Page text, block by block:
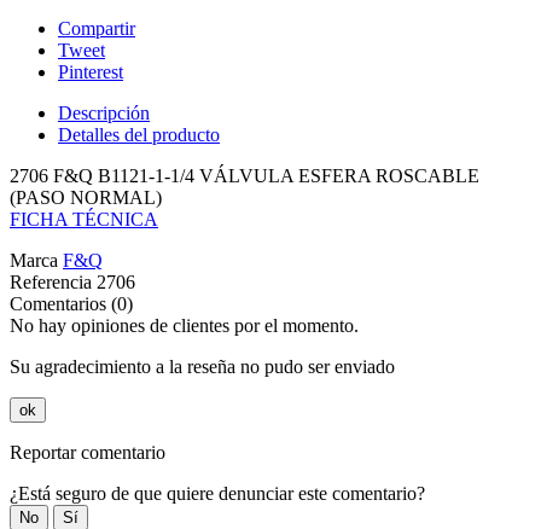
Compartir
Tweet
Pinterest
Descripción
Detalles del producto
2706 F&Q B1121-1-1/4 VÁLVULA ESFERA ROSCABLE
(PASO NORMAL)
FICHA TÉCNICA
Marca F&Q
Referencia 2706
Comentarios (0)
No hay opiniones de clientes por el momento.
Su agradecimiento a la reseña no pudo ser enviado
ok
Reportar comentario
¿Está seguro de que quiere denunciar este comentario?
No Sí